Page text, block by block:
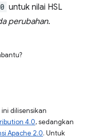
untuk nilai HSL
perubahan.
dilisensikan
4.0, sedangkan
Apache 2.0. Untuk